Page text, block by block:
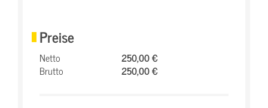
Preise
Netto
250,00 €
Brutto
250,00 €